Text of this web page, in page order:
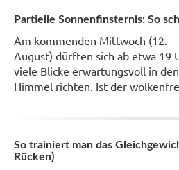
Partielle Sonnenfinsternis: So
Am kommenden Mittwoch (12.
August) dürften sich ab etwa 19
viele Blicke erwartungsvoll in den
Himmel richten. Ist der
So trainiert man das
Rücken)